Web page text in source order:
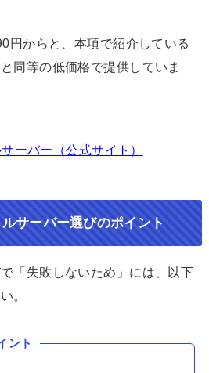
円からと、本項で紹介している
同等の低価格で提供していま
ーバー（公式サイト）
サーバー選びのポイント
「失敗しないため」には、以下
。
ント